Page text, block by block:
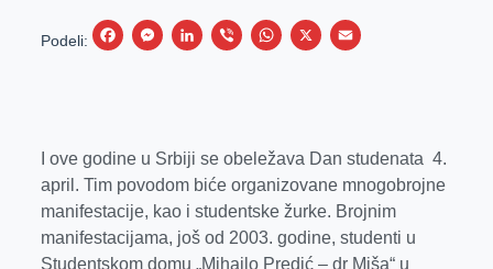
Podeli:
F
b
o
o
k
M
e
n
g
e
L
e
d
I
n
V
r
W
s
A
p
p
X
E
l
I ove godine u Srbiji se obeležava Dan studenata 4.
april. Tim povodom biće organizovane mnogobrojne
manifestacije, kao i studentske žurke. Brojnim
manifestacijama, još od 2003. godine, studenti u
Studentskom domu „Mihajlo Predić – dr Miša“ u